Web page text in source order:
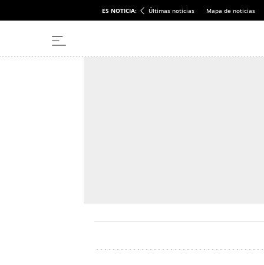
ES NOTICIA: Últimas noticias Mapa de noticias